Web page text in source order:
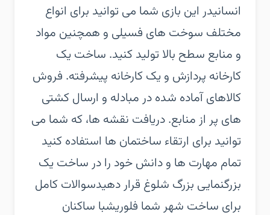
انسانی‏در این بازی شما می توانید برای انواع
مختلف سوخت های فسیلی و همچنین مواد
و منابع سطح بالا تولید کنید. ساخت یک
کارخانه پردازش و یک کارخانه پیشرفته. فروش
کالاهای آماده شده در مبادله و ارسال کشتی
های پر از منابع. دریافت نقشه ها، که شما می
توانید برای ارتقاء ساختمان ها استفاده کنید
تمام مهارت ها و دانش خود را در ساخت یک
بزرگنمایی بزرگ شلوغ قرار دهید‏سوالات کامل
برای ساخت شهر شما فلوریش‏با ساکنان